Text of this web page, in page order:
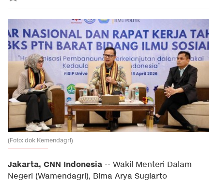
(Foto: dok Kemendagri)
Jakarta, CNN Indonesia -- Wakil Menteri Dalam
Negeri (Wamendagri), Bima Arya Sugiarto